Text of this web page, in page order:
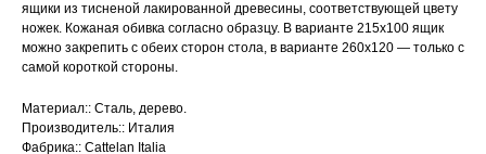
ящики из тисненой лакированной древесины, соответствующей цвету
ножек. Кожаная обивка согласно образцу. В варианте 215x100 ящик
можно закрепить с обеих сторон стола, в варианте 260x120 — только с
самой короткой стороны.
Материал:: Сталь, дерево.
Производитель:: Италия
Фабрика:: Cattelan Italia